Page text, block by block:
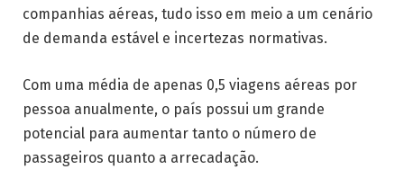
companhias aéreas, tudo isso em meio a um cenário
de demanda estável e incertezas normativas.
Com uma média de apenas 0,5 viagens aéreas por
pessoa anualmente, o país possui um grande
potencial para aumentar tanto o número de
passageiros quanto a arrecadação.